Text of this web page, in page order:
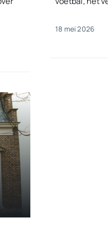
18 mei 2026